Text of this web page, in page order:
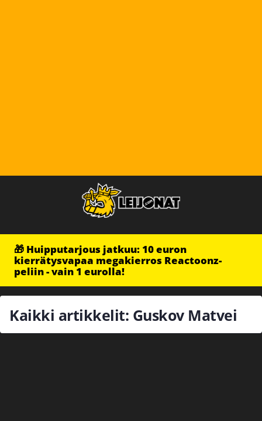
🎁 Huipputarjous jatkuu: 10 euron
kierrätysvapaa megakierros Reactoonz-
peliin - vain 1 eurolla!
Kaikki artikkelit: Guskov Matvei